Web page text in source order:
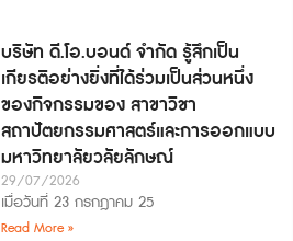
บริษัท ดี.โอ.บอนด์ จำกัด รู้สึกเป็น
เกียรติอย่างยิ่งที่ได้ร่วมเป็นส่วนหนึ่ง
ของกิจกรรมของ สาขาวิชา
สถาปัตยกรรมศาสตร์และการออกแบบ
มหาวิทยาลัยวลัยลักษณ์
29/07/2026
เมื่อวันที่ 23 กรกฎาคม 25
Read More »